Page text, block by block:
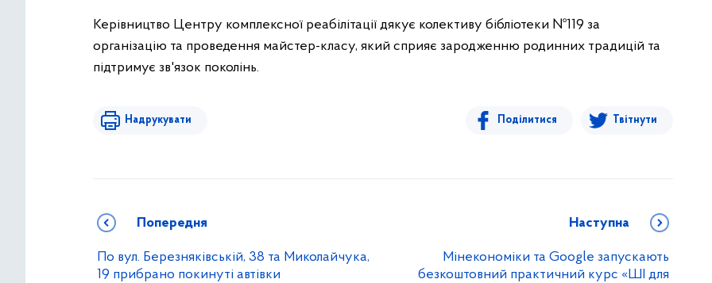
Керівництво Центру комплексної реабілітації дякує колективу бібліотеки №119 за
організацію та проведення майстер-класу, який сприяє зародженню родинних традицій та
підтримує зв'язок поколінь.
Надрукувати Поділитися Твітнути
Попередня
По вул. Березняківській, 38 та Миколайчука,
19 прибрано покинуті автівки
Наступна
Мінекономіки та Google запускають
безкоштовний практичний курс «ШІ для